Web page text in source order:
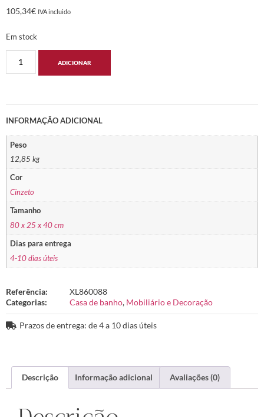
105,34€ IVA incluido
Em stock
ADICIONAR
INFORMAÇÃO ADICIONAL
Peso
12,85 kg
Cor
Cinzeto
Tamanho
80 x 25 x 40 cm
Dias para entrega
4-10 dias úteis
Referência:
XL860088
Categorias:
Casa de banho, Mobiliário e Decoração
Prazos de entrega: de 4 a 10 dias úteis
Descrição Informação adicional Avaliações (0)